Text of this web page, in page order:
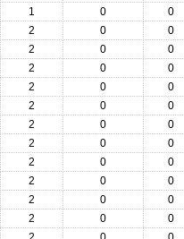
1 0 0
2 0 0
2 0 0
2 0 0
2 0 0
2 0 0
2 0 0
2 0 0
2 0 0
2 0 0
2 0 0
2 0 0